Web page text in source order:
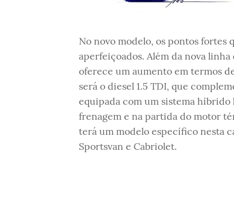
No novo modelo, os pontos fortes
aperfeiçoados. Além da nova
oferece um aumento em termos
será o diesel 1.5 TDI, que
equipada com um sistema
frenagem e na partida do motor
terá um modelo específico nesta
Sportsvan e Cabriolet.